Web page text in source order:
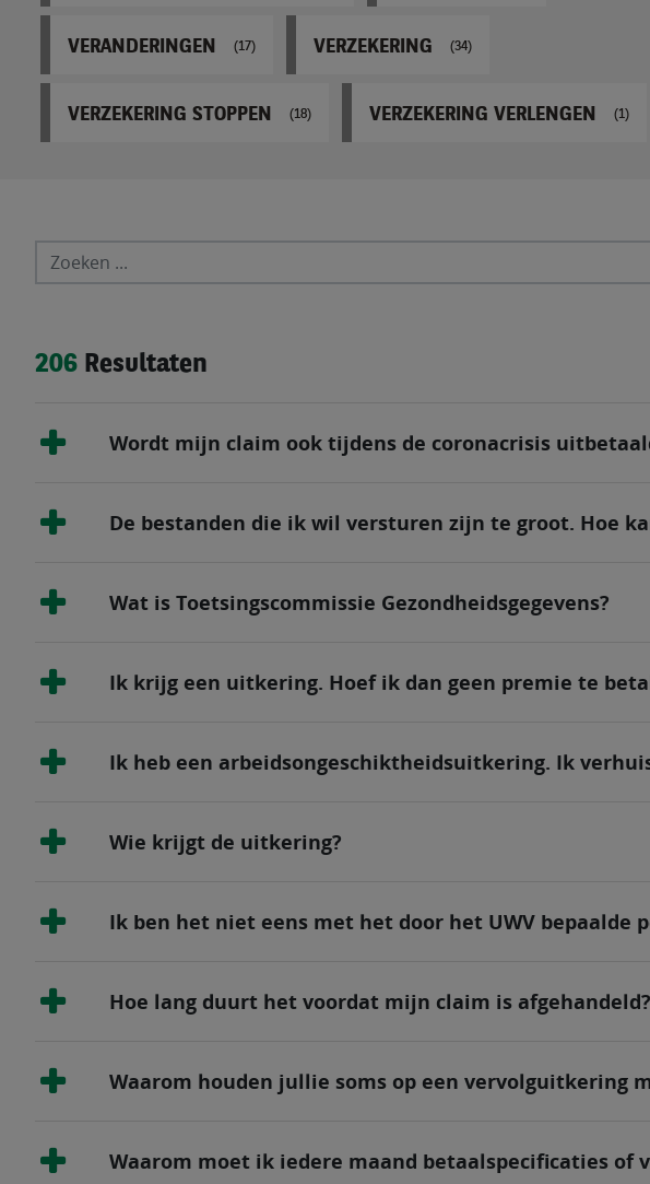
VERANDERINGEN (17) VERZEKERING (34)
VERZEKERING STOPPEN (18) VERZEKERING VERLENGEN (1)
206 Resultaten
Wordt mijn claim ook tijdens de coronacrisis
De bestanden die ik wil versturen zijn te groot. Hoe
Wat is Toetsingscommissie Gezondheidsgegevens?
Ik krijg een uitkering. Hoef ik dan geen premie te
Ik heb een arbeidsongeschiktheidsuitkering. Ik
Wie krijgt de uitkering?
Ik ben het niet eens met het door het UWV bepaalde
Hoe lang duurt het voordat mijn claim is afgehandeld?
Waarom houden jullie soms op een vervolguitkering
Waarom moet ik iedere maand betaalspecificaties of